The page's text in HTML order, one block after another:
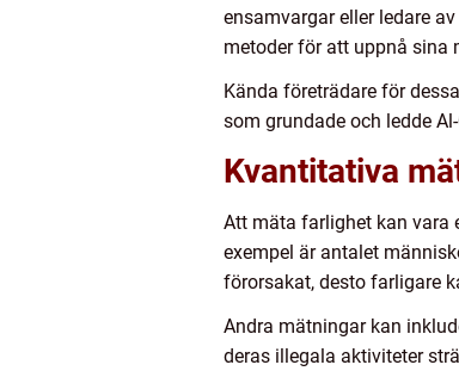
ensamvargar eller ledare
metoder för att uppnå sina
Kända företrädare för
som grundade och ledde
Kvantitativa
Att mäta farlighet kan vara
exempel är antalet
förorsakat, desto farligare
Andra mätningar kan
deras illegala aktiviteter